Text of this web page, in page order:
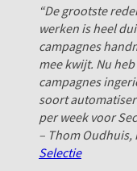
“De grootste
werken is heel
campagnes
mee kwijt. Nu
campagnes
soort
per week voor
– Thom
Selectie